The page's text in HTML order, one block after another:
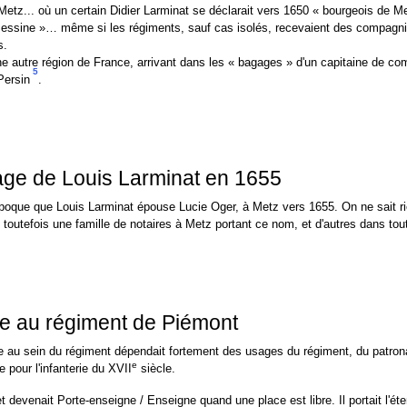
où un certain Didier Larminat se déclarait vers 1650 « bourgeois de
»… même si les régiments, sauf cas isolés, recevaient des
autre région de France, arrivant dans les « bagages » d'un capitaine de
5
de Louis Larminat en 1655
que Louis Larminat épouse Lucie Oger, à Metz vers 1655. On ne sait
une famille de notaires à Metz portant ce nom, et d'autres dans
au régiment de Piémont
au sein du régiment dépendait fortement des usages du régiment, du
pour l'infanterie du XVII
e siècle.
devenait Porte-enseigne / Enseigne quand une place est libre. Il portait